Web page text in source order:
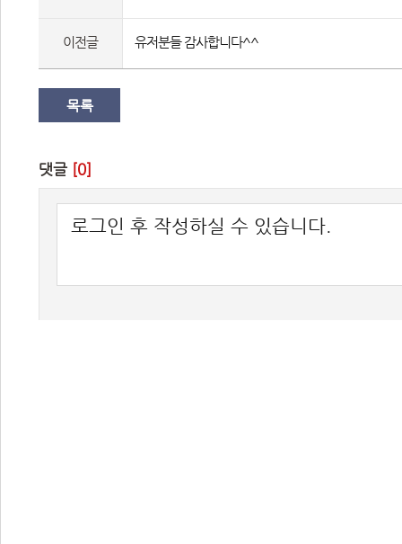
이전글 유저분들 감사합니다^^
목록
댓글 [0]